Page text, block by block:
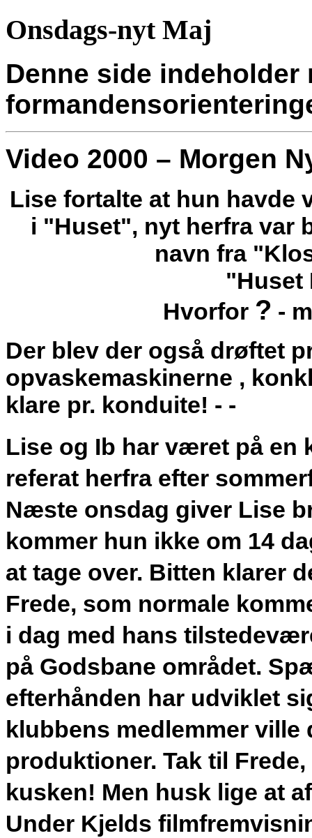
Onsdags-nyt Maj
Denne side indeholder
formandens
Video 2000 – Morgen
Lise fortalte at hun havde
i "Huset", nyt herfra var
navn fra
"Huset
Hvorfor ? -
Der blev der også drøftet
opvaskemaskinerne ,
klare pr. konduite! - -
Lise og Ib har været på en
referat herfra efter
Næste onsdag giver Lise
kommer hun ikke om 14
at tage over. Bitten klarer
Frede, som normale
i dag med hans
på Godsbane området.
efterhånden har udviklet
klubbens medlemmer
produktioner. Tak til
kusken! Men husk lige at
Under Kjelds